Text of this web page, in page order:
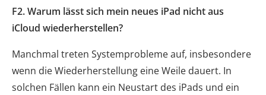
F2. Warum lässt sich mein neues iPad nicht aus
iCloud wiederherstellen?
Manchmal treten Systemprobleme auf, insbesondere
wenn die Wiederherstellung eine Weile dauert. In
solchen Fällen kann ein Neustart des iPads und ein